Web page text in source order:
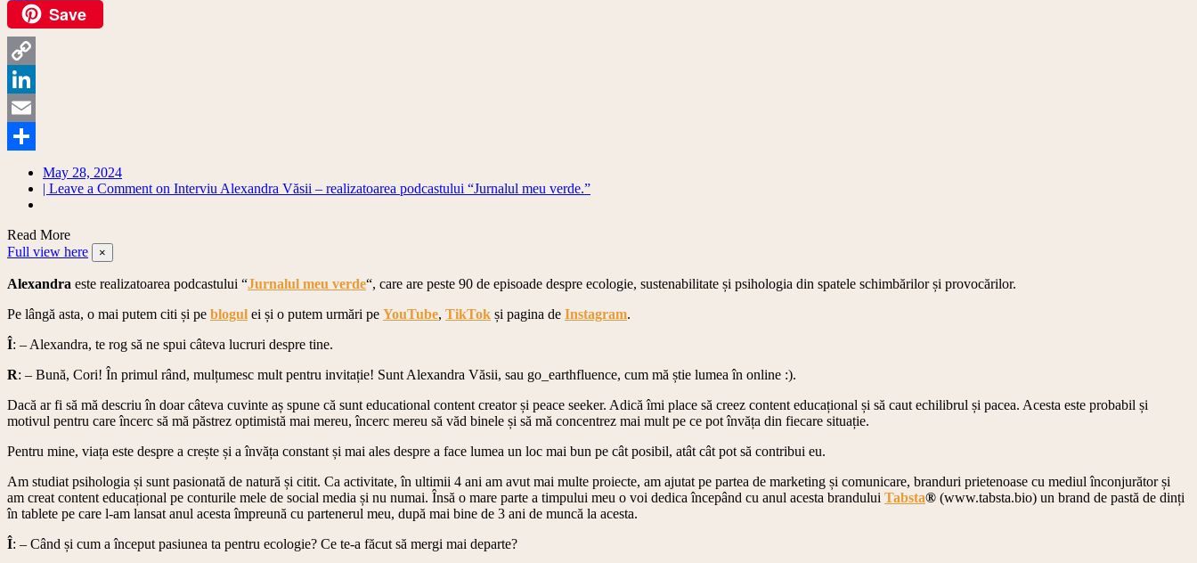
FacebookSave
Copy
Link
LinkedIn
Email
May 28, 2024
| Leave a Comment on Interviu Alexandra Văsii – realizatoarea podcastului “Jurnalul meu verde.”
Read More
Full view here
×
Alexandra este realizatoarea podcastului “Jurnalul meu verde“, care are peste 90 de episoade despre ecologie, sustenabilitate și psihologia din spatele schimbărilor și provocărilor.
Pe lângă asta, o mai putem citi și pe blogul ei și o putem urmări pe YouTube, TikTok și pagina de Instagram.
Î: – Alexandra, te rog să ne spui câteva lucruri despre tine.
R: – Bună, Cori! În primul rând, mulțumesc mult pentru invitație! Sunt Alexandra Văsii, sau go_earthfluence, cum mă știe lumea în online :).
Dacă ar fi să mă descriu în doar câteva cuvinte aș spune că sunt educational content creator și peace seeker. Adică îmi place să creez content educațional și să caut echilibrul și pacea. Acesta este probabil și
motivul pentru care încerc să mă păstrez optimistă mai mereu, încerc mereu să văd binele și să mă concentrez mai mult pe ce pot învăța din fiecare situație.
Pentru mine, viața este despre a crește și a învăța constant și mai ales despre a face lumea un loc mai bun pe cât posibil, atât cât pot să contribui eu.
Am studiat psihologia și sunt pasionată de natură și citit. Ca activitate, în ultimii 4 ani am avut mai multe proiecte, am ajutat pe partea de marketing și comunicare, branduri prietenoase cu mediul înconjurător și
am creat content educațional pe conturile mele de social media și nu numai. Însă o mare parte a timpului meu o voi dedica începând cu anul acesta brandului Tabsta® (www.tabsta.bio) un brand de pastă de dinți
în tablete pe care l-am lansat anul acesta împreună cu partenerul meu, după mai bine de 3 ani de muncă la acesta.
Î: – Când și cum a început pasiunea ta pentru ecologie? Ce te-a făcut să mergi mai departe?